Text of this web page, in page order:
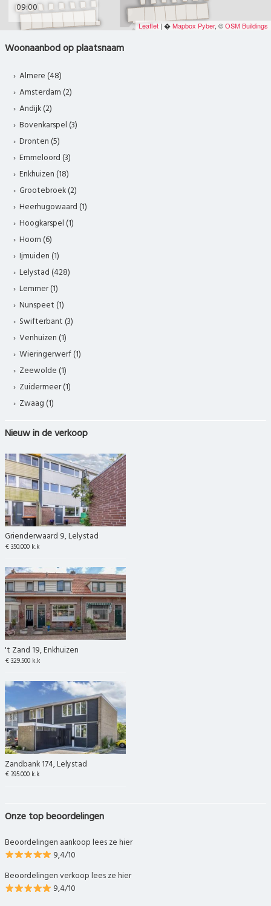
Leaflet | �Mapbox Pyber, ©OSM Buildings
09:00
Woonaanbod op plaatsnaam
Almere (48)
Amsterdam (2)
Andijk (2)
Bovenkarspel (3)
Dronten (5)
Emmeloord (3)
Enkhuizen (18)
Grootebroek (2)
Heerhugowaard (1)
Hoogkarspel (1)
Hoorn (6)
Ijmuiden (1)
Lelystad (428)
Lemmer (1)
Nunspeet (1)
Swifterbant (3)
Venhuizen (1)
Wieringerwerf (1)
Zeewolde (1)
Zuidermeer (1)
Zwaag (1)
Nieuw in de verkoop
Grienderwaard 9, Lelystad
€ 350.000 k.k
't Zand 19, Enkhuizen
€ 329.500 k.k
Zandbank 174, Lelystad
€ 395.000 k.k
Onze top beoordelingen
Beoordelingen aankoop lees ze hier
9,4/10
Beoordelingen verkoop lees ze hier
9,4/10